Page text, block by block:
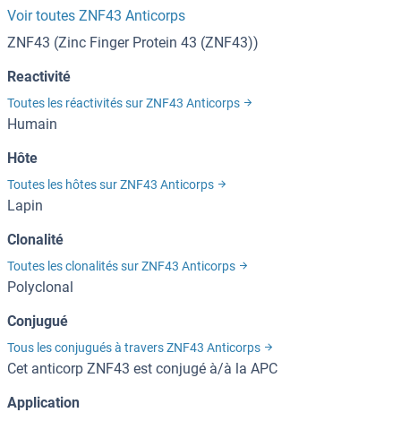
Voir toutes ZNF43 Anticorps
ZNF43 (Zinc Finger Protein 43 (ZNF43))
Reactivité
Toutes les réactivités sur ZNF43 Anticorps
Humain
Hôte
Toutes les hôtes sur ZNF43 Anticorps
Lapin
Clonalité
Toutes les clonalités sur ZNF43 Anticorps
Polyclonal
Conjugué
Tous les conjugués à travers ZNF43 Anticorps
Cet anticorp ZNF43 est conjugé à/à la APC
Application